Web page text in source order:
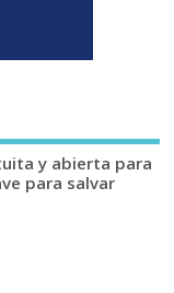
y abierta para
para salvar